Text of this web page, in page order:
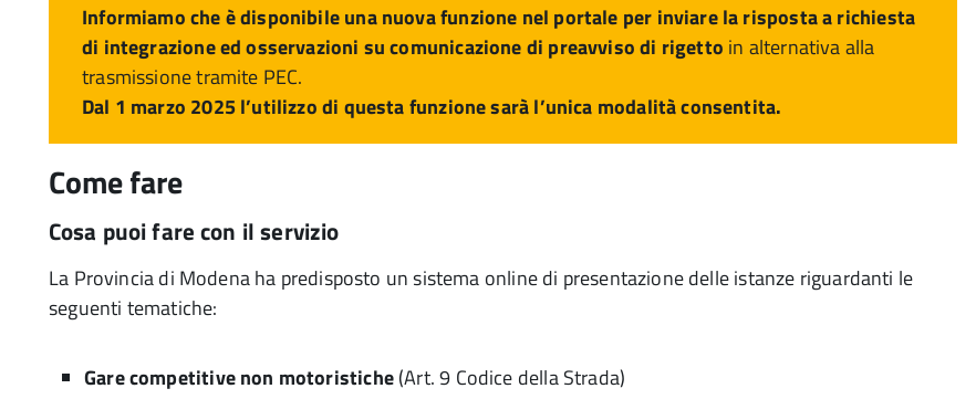
Informiamo che è disponibile una nuova funzione nel portale per inviare la risposta a richiesta
di integrazione ed osservazioni su comunicazione di preavviso di rigetto in alternativa alla
trasmissione tramite PEC.
Dal 1 marzo 2025 l’utilizzo di questa funzione sarà l’unica modalità consentita.
Come fare
Cosa puoi fare con il servizio
La Provincia di Modena ha predisposto un sistema online di presentazione delle istanze riguardanti le
seguenti tematiche:
Gare competitive non motoristiche(Art. 9 Codice della Strada)